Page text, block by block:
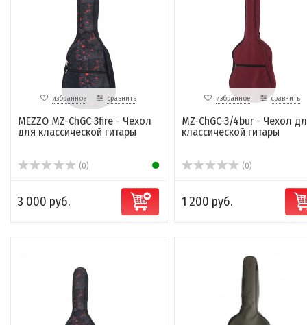
избранное сравнить
MEZZO MZ-ChGC-3fire - Чехол
для классической гитары
(0)
3 000 руб.
избранное сравнить
MZ-ChGC-3/4bur​ - Чехол
классической гитары
(0)
1 200 руб.